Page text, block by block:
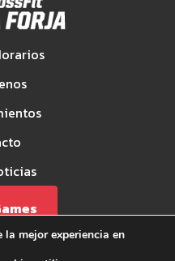
mejor experiencia en